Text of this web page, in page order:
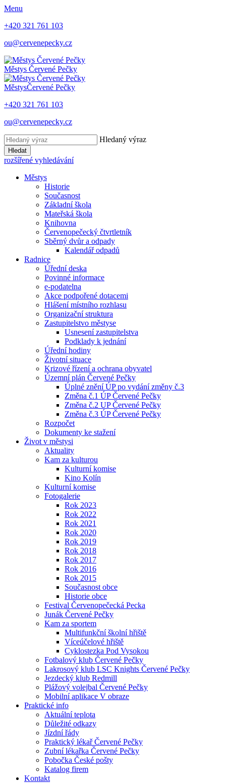
Menu
+420 321 761 103
ou@cervenepecky.cz
Městys Červené Pečky
MěstysČervené Pečky
+420 321 761 103
ou@cervenepecky.cz
Hledaný výraz
Hledat
rozšířené vyhledávání
Městys
Historie
Současnost
Základní škola
Mateřská škola
Knihovna
Červenopečecký čtvrtletník
Sběrný dvůr a odpady
Kalendář odpadů
Radnice
Úřední deska
Povinné informace
e-podatelna
Akce podpořené dotacemi
Hlášení místního rozhlasu
Organizační struktura
Zastupitelstvo městyse
Usnesení zastupitelstva
Podklady k jednání
Úřední hodiny
Životní situace
Krizové řízení a ochrana obyvatel
Územní plán Červené Pečky
Úplné znění ÚP po vydání změny č.3
Změna č.1 ÚP Červené Pečky
Změna č.2 UP Červené Pečky
Změna č.3 ÚP Červené Pečky
Rozpočet
Dokumenty ke stažení
Život v městysi
Aktuality
Kam za kulturou
Kulturní komise
Kino Kolín
Kulturní komise
Fotogalerie
Rok 2023
Rok 2022
Rok 2021
Rok 2020
Rok 2019
Rok 2018
Rok 2017
Rok 2016
Rok 2015
Současnost obce
Historie obce
Festival Červenopečecká Pecka
Junák Červené Pečky
Kam za sportem
Multifunkční školní hřiště
Víceúčelové hřiště
Cyklostezka Pod Vysokou
Fotbalový klub Červené Pečky
Lakrosový klub LSC Knights Červené Pečky
Jezdecký klub Redmill
Plážový volejbal Červené Pečky
Mobilní aplikace V obraze
Praktické info
Aktuální teplota
Důležité odkazy
Jízdní řády
Praktický lékař Červené Pečky
Zubní lékařka Červené Pečky
Pobočka České pošty
Katalog firem
Kontakt